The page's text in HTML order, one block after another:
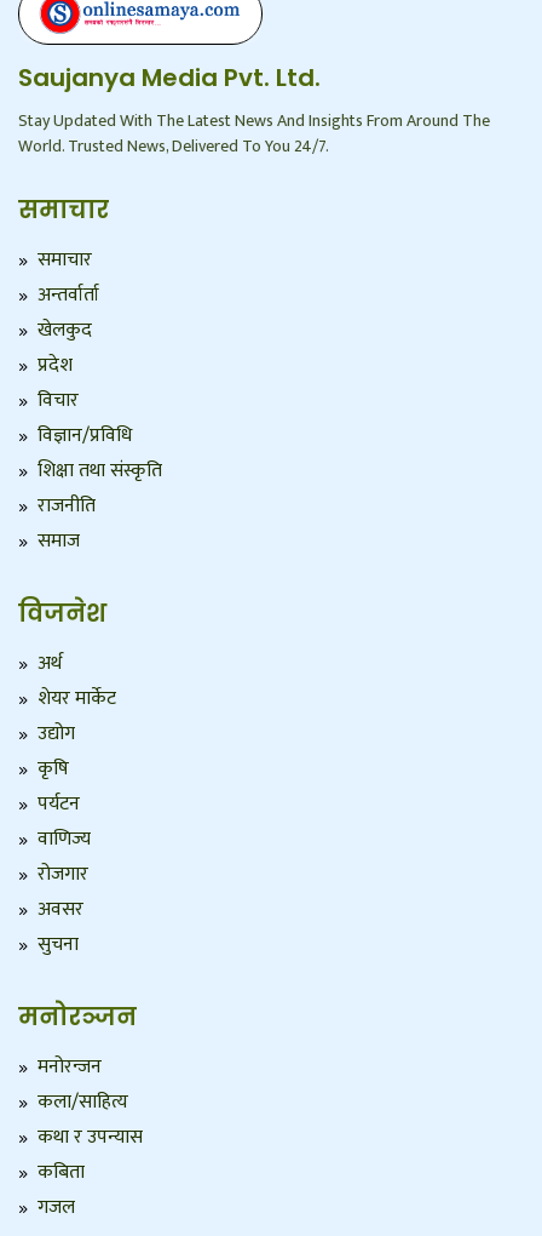
Saujanya Media Pvt. Ltd.
Stay Updated With The Latest News And Insights From Around The
World. Trusted News, Delivered To You 24/7.
समाचार
समाचार
अन्तर्वार्ता
खेलकुद
प्रदेश
विचार
विज्ञान/प्रविधि
शिक्षा तथा संस्कृति
राजनीति
समाज
विजनेश
अर्थ
शेयर मार्केट
उद्योग
कृषि
पर्यटन
वाणिज्य
रोजगार
अवसर
सुचना
मनोरञ्जन
मनोरन्जन
कला/साहित्य
कथा र उपन्यास
कबिता
गजल